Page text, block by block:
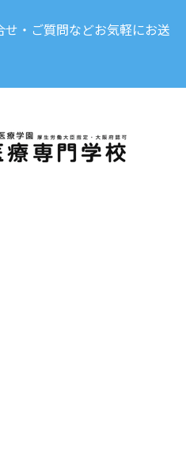
せ・ご質問などお気軽にお送